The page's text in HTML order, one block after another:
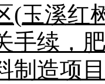
(玉溪红
手续，
制造项